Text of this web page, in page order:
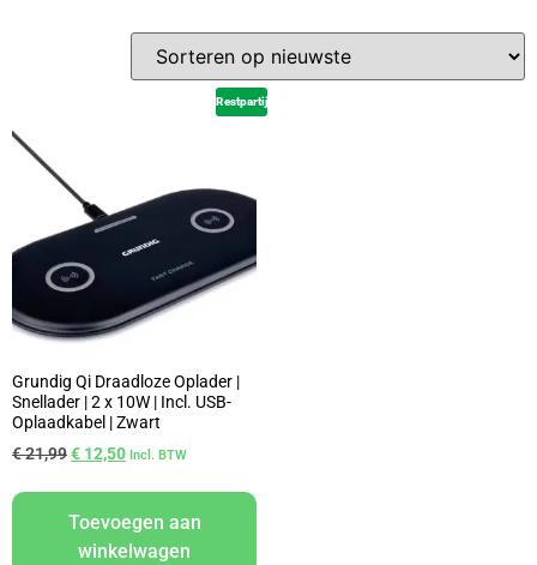
Restpartij
Grundig Qi Draadloze Oplader |
Snellader | 2 x 10W | Incl. USB-
Oplaadkabel | Zwart
€21,99€ 12,50 Incl. BTW
Toevoegen aan
winkelwagen